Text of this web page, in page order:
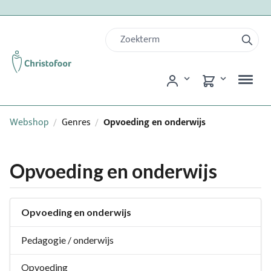
Webshop / Genres / Opvoeding en onderwijs
Opvoeding en onderwijs
Opvoeding en onderwijs
Pedagogie / onderwijs
Opvoeding